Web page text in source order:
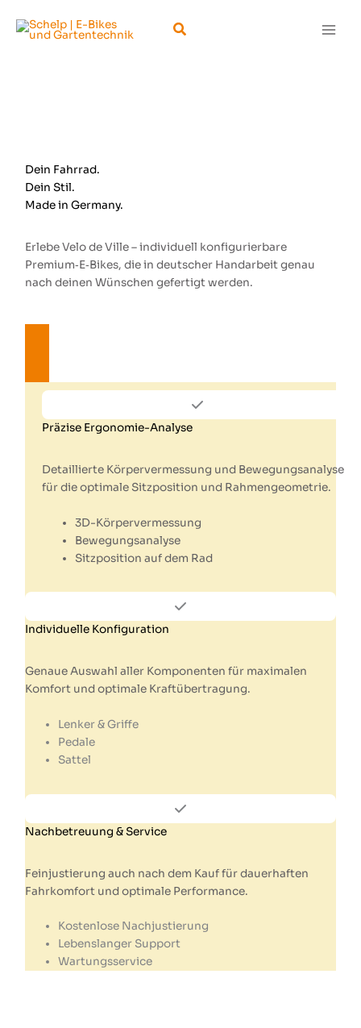
Inhalt
springen
Suchen
Dein Fahrrad.
Dein Stil.
Made in Germany.
Erlebe Velo de Ville – individuell konfigurierbare
Premium‑E‑Bikes, die in deutscher Handarbeit genau
nach deinen Wünschen gefertigt werden.
Präzise Ergonomie-Analyse
Detaillierte Körpervermessung und Bewegungsanalyse
für die optimale Sitzposition und Rahmengeometrie.
3D-Körpervermessung
Bewegungsanalyse
Sitzposition auf dem Rad
Individuelle Konfiguration
Genaue Auswahl aller Komponenten für maximalen
Komfort und optimale Kraftübertragung.
Lenker & Griffe
Pedale
Sattel
Nachbetreuung & Service
Feinjustierung auch nach dem Kauf für dauerhaften
Fahrkomfort und optimale Performance.
Kostenlose Nachjustierung
Lebenslanger Support
Wartungsservice